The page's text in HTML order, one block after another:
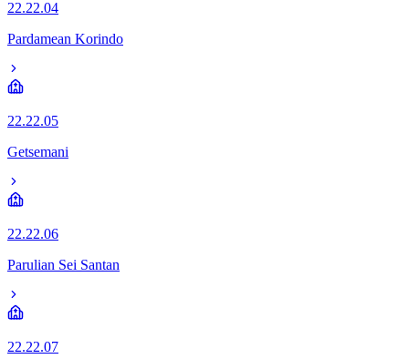
22.22.04
Pardamean Korindo
22.22.05
Getsemani
22.22.06
Parulian Sei Santan
22.22.07